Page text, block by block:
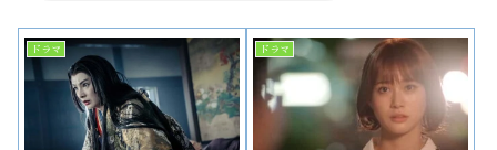
ドラマ ドラマ